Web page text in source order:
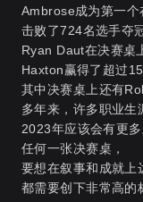
Ambrose成为第一个
击败了724名选手夺
Ryan Daut在决赛桌
Haxton赢得了超过
其中决赛桌上还有
多年来，许多职业生
2023年应该会有更
任何一张决赛桌，
要想在叙事和成就上
都需要创下非常高的